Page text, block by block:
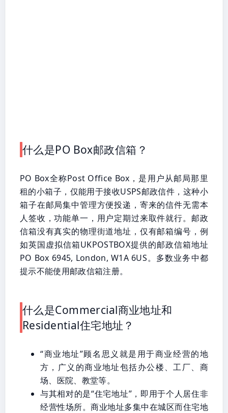
什么是PO Box邮政信箱？
PO Box全称Post Office Box，是用户从邮局那里
租的小箱子，仅能用于接收USPS邮政信件，这种小
箱子在邮局集中管理方便投递，寄来的信件无需本
人签收，功能单一，用户定期过来取件就行。邮政
信箱没有真实的物理街道地址，仅有邮箱编号，例
如英国虚拟信箱UKPOSTBOX提供的邮政信箱地址
PO Box 6945, London, W1A 6US。多数业务中都
提示不能使用邮政信箱注册。
什么是Commercial商业地址和
Residential住宅地址？
“商业地址”顾名思义就是用于商业经营的地
方，广义的商业地址包括办公楼、工厂、商
场、医院、教堂等。
与其相对的是“住宅地址”，即用于个人居住非
经营性场所。商业地址多集中在城区而住宅地